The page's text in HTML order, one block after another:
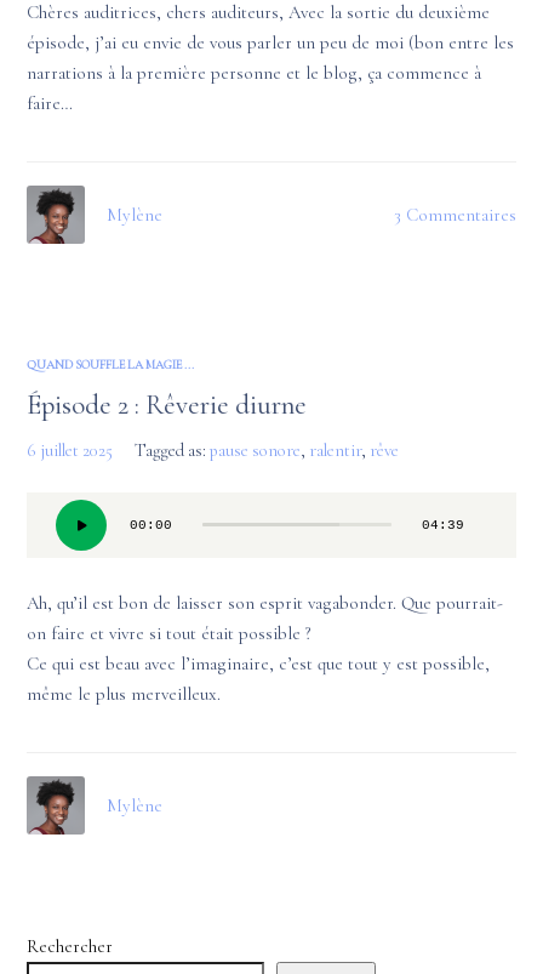
Chères auditrices, chers auditeurs, Avec la sortie du deuxième
épisode, j’ai eu envie de vous parler un peu de moi (bon entre les
narrations à la première personne et le blog, ça commence à
faire…
3 Commentaires
Mylène
QUAND SOUFFLE LA MAGIE ...
Épisode 2 : Rêverie diurne
6 juillet 2025 Tagged as:pause sonore, ralentir, rêve
Lecteur
audio
00:00 04:39
Ah, qu’il est bon de laisser son esprit vagabonder. Que pourrait-
on faire et vivre si tout était possible ?
Ce qui est beau avec l’imaginaire, c’est que tout y est possible,
même le plus merveilleux.
Mylène
Rechercher